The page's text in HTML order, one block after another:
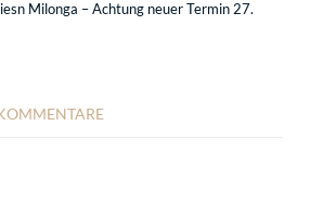
Milonga – Achtung neuer Termin 27.